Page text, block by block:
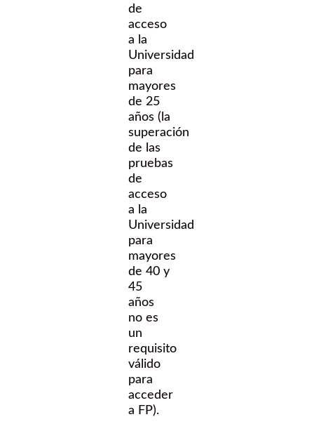
de
acceso
a la
Universidad
para
mayores
de 25
años (la
superación
de las
pruebas
de
acceso
a la
Universidad
para
mayores
de 40 y
45
años
no es
un
requisito
válido
para
acceder
a FP).